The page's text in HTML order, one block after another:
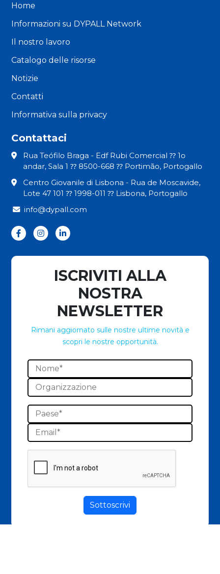
Home
Informazioni su DYPALL Network
Il nostro lavoro
Catalogo delle risorse
Notizie
Contatti
Informativa sulla privacy
Contattaci
Rua Teófilo Braga - Edf Rubi Comercial ⁇ 1o
andar, Sala 1 ⁇ 8500-668 ⁇ Portimão, Portogallo
Centro Giovanile di Lisbona - Rua de Moscavide,
Lote 47 101 ⁇ 1998-011 ⁇ Lisbona, Portogallo
info@dypall.com
ISCRIVITI ALLA
NOSTRA
NEWSLETTER
Rimani aggiornato sulle nostre ultime novità e
scopri le nostre opportunità.